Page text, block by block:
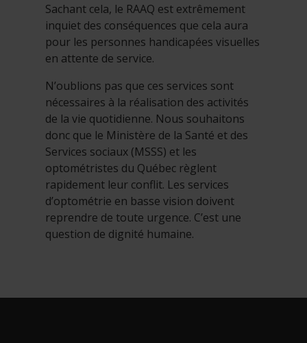
Sachant cela, le RAAQ est extrêmement
inquiet des conséquences que cela aura
pour les personnes handicapées visuelles
en attente de service.
N’oublions pas que ces services sont
nécessaires à la réalisation des activités
de la vie quotidienne. Nous souhaitons
donc que le Ministère de la Santé et des
Services sociaux (MSSS) et les
optométristes du Québec règlent
rapidement leur conflit. Les services
d’optométrie en basse vision doivent
reprendre de toute urgence. C’est une
question de dignité humaine.